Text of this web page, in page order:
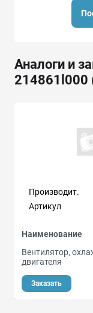
Аналоги и
214861l000
Производит.
Артикул
Наименование
Вентилятор,
двигателя
Заказать